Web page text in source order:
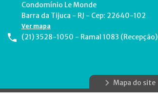
Condomínio Le Monde
Barra da Tijuca - RJ - Cep: 22640-102
Ver mapa
(21) 3528-1050 - Ramal 1083 (Recepção)
Mapa do site